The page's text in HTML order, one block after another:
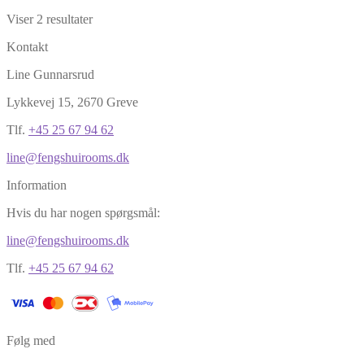
Viser 2 resultater
Kontakt
Line Gunnarsrud
Lykkevej 15, 2670 Greve
Tlf. +45 25 67 94 62
line@fengshuirooms.dk
Information
Hvis du har nogen spørgsmål:
line@fengshuirooms.dk
Tlf. +45 25 67 94 62
Følg med